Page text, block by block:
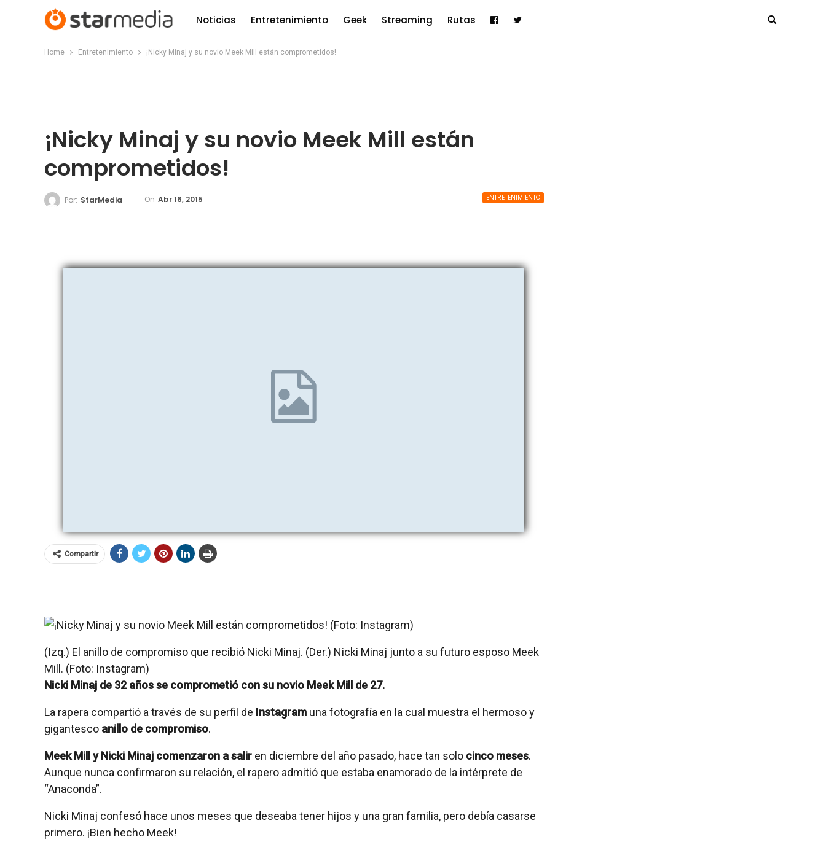
Noticias Entretenimiento Geek Streaming Rutas
Home Entretenimiento ¡Nicky Minaj y su novio Meek Mill están comprometidos!
¡Nicky Minaj y su novio Meek Mill están
comprometidos!
ENTRETENIMIENTO
Por: StarMedia On Abr 16, 2015
Compartir
(Izq.) El anillo de compromiso que recibió Nicki Minaj. (Der.) Nicki Minaj junto a su futuro esposo Meek
Mill. (Foto: Instagram)
Nicki Minaj de 32 años se comprometió con su novio Meek Mill de 27.
La rapera compartió a través de su perfil de Instagram una fotografía en la cual muestra el hermoso y
gigantesco anillo de compromiso.
Meek Mill y Nicki Minaj comenzaron a salir en diciembre del año pasado, hace tan solo cinco meses.
Aunque nunca confirmaron su relación, el rapero admitió que estaba enamorado de la intérprete de
“Anaconda”.
Nicki Minaj confesó hace unos meses que deseaba tener hijos y una gran familia, pero debía casarse
primero. ¡Bien hecho Meek!